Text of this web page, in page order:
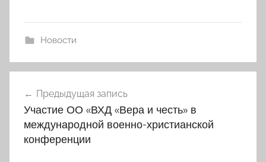
Новости
по
записям
Предыдущая запись
Участие ОО «ВХД «Вера и честь» в
международной военно-христианской
конференции